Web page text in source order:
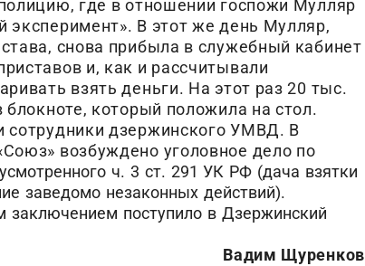
где в отношении госпожи Мулляр
эксперимент». В этот же день Мулляр,
снова прибыла в служебный кабинет
и, как и рассчитывали
взять деньги. На этот раз 20 тыс.
который положила на стол.
сотрудники дзержинского УМВД. В
возбуждено уголовное дело по
смотренного ч. 3 ст. 291 УК РФ (дача взятки
заведомо незаконных действий).
заключением поступило в Дзержинский
Вадим Щуренков